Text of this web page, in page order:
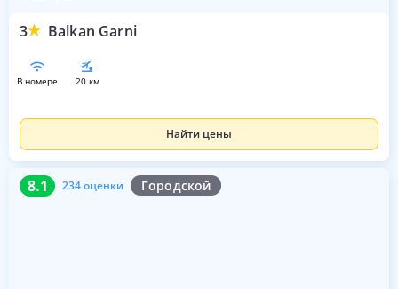
3 Balkan Garni
в номере 20 км
Найти цены
8.1 234 оценки Городской
8.1 234 оценки